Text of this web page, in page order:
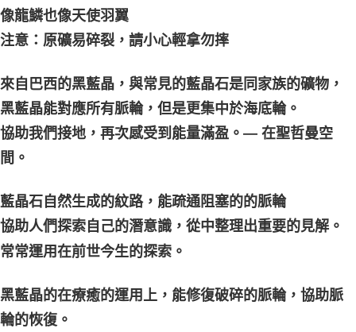
每筆NT$80，滿NT$3,000(含以上)免運費
付款後門市自取
像龍鱗也像天使羽翼
注意：原礦易碎裂，請小心輕拿勿摔
來自巴西的黑藍晶，與常見的藍晶石是同家族的礦物，
黑藍晶能對應所有脈輪，但是更集中於海底輪。
協助我們接地，再次感受到能量滿盈。— 在聖哲曼空
間。
藍晶石自然生成的紋路，能疏通阻塞的的脈輪
協助人們探索自己的潛意識，從中整理出重要的見解。
常常運用在前世今生的探索。
黑藍晶的在療癒的運用上，能修復破碎的脈輪，協助脈
輪的恢復。